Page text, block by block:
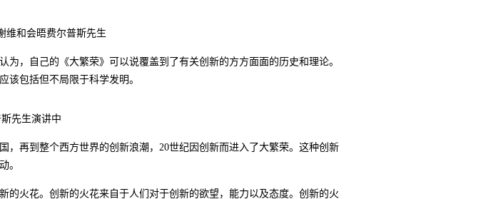
维和会晤费尔普斯先生
，自己的《大繁荣》可以说覆盖到了有关创新的方方面面的历史和理论。
该包括但不局限于科学发明。
先生演讲中
，再到整个西方世界的创新浪潮， 20世纪因创新而进入了大繁荣。这种创新
。
火花。创新的火花来自于人们对于创新的欲望，能力以及态度。创新的火